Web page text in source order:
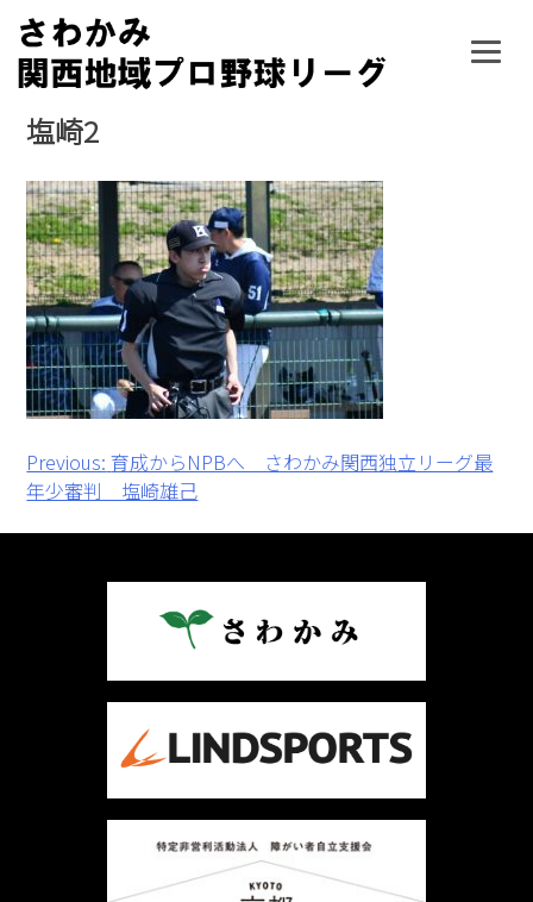
Skip
content
塩崎2
投
稿
Previous: 育成からNPBへ さわかみ関西独立リーグ最
年少審判 塩崎雄己